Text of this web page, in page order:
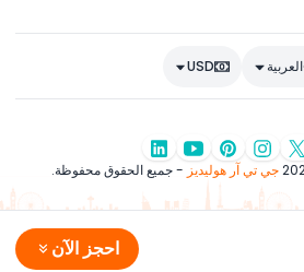
احجز الآن
العربية USD
جي تي آر هوليديز - جميع الحقوق محفوظة.